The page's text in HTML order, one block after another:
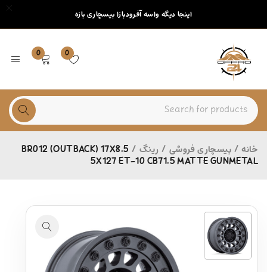
اینجا دیگه واسه آفرودبازا بیسچاری بازه
0
0
خانه / بیسچاری فروشی / رینگ /
BR012 (OUTBACK) 17X8.5
5X127 ET-10 CB71.5 MATTE GUNMETAL